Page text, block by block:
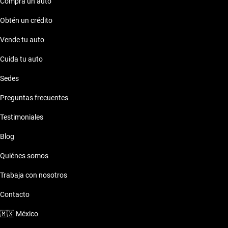
Obtén un crédito
Vende tu auto
Cuida tu auto
Sedes
Preguntas frecuentes
Testimoniales
Blog
Quiénes somos
Trabaja con nosotros
Contacto
🇲🇽 México